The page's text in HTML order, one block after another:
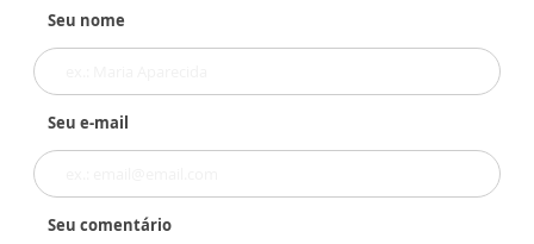
Seu nome
Seu e-mail
Seu comentário